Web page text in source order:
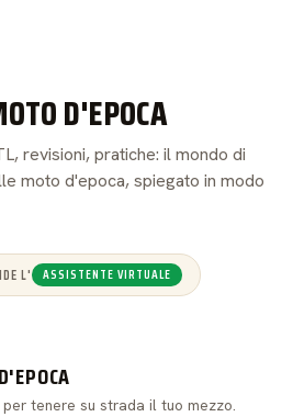
D'EPOCA
revisioni, pratiche: il mondo di
moto d'epoca, spiegato in modo
L' ASSISTENTE VIRTUALE
tenere su strada il tuo mezzo.